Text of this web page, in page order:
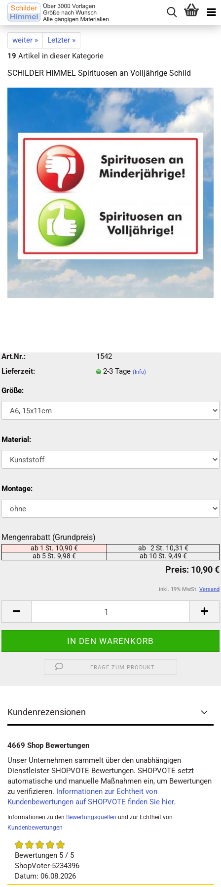
weiter »
Letzter »
19 Artikel in dieser Kategorie
SCHILDER HIMMEL Spirituosen an Volljährige Schild
Art.Nr.:
1542
Lieferzeit:
2-3 Tage (Info)
Größe:
Material:
Montage:
Mengenrabatt (Grundpreis)
ab 1 St. 10,90 €
ab 2 St. 10,31 €
ab 5 St. 9,98 €
ab 10 St. 9,49 €
inkl. 19% MwSt. Versand
FRAGE ZUM PRODUKT
Kundenrezensionen
4669 Shop Bewertungen
Unser Unternehmen sammelt über den unabhängigen
Dienstleister SHOPVOTE Bewertungen. SHOPVOTE setzt
automatische und manuelle Maßnahmen ein, um Bewertungen
zu verifizieren. Informationen zur Echtheit von
Kundenbewertungen auf SHOPVOTE finden Sie hier.
Informationen zu den Bewertungsquellen und zur Echtheit von
Kundenbewertungen
Bewertungen 5 / 5
ShopVoter-5234396
Datum: 06.08.2026